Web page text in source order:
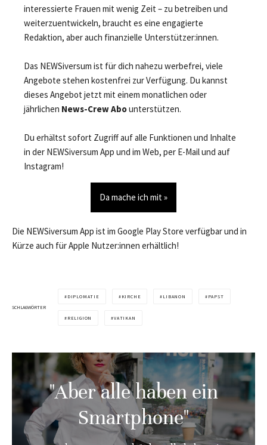
interessierte Frauen mit wenig Zeit – zu betreiben und
weiterzuentwickeln, braucht es eine engagierte
Redaktion, aber auch finanzielle Unterstützer:innen.
Das NEWSiversum ist für dich nahezu werbefrei, viele
Angebote stehen kostenfrei zur Verfügung. Du kannst
dieses Angebot jetzt mit einem monatlichen oder
jährlichen News-Crew Abounterstützen.
Du erhältst sofort Zugriff auf alle Funktionen und Inhalte
in der NEWSiversum App und im Web, per E-Mail und auf
Instagram!
Da mache ich mit »
Die NEWSiversum App ist im Google Play Store verfügbar und in
Kürze auch für Apple Nutzer:innen erhältlich!
SCHLAGWÖRTER
DIPLOMATIE KIRCHE LIBANON PAPST
RELIGION VATIKAN
"Aber alle haben ein
Smartphone"